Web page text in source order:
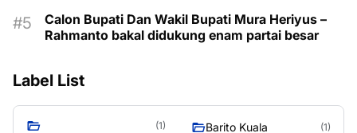
Calon Bupati Dan Wakil Bupati Mura Heriyus –
Rahmanto bakal didukung enam partai besar
Label List
(1) Barito Kuala (1)